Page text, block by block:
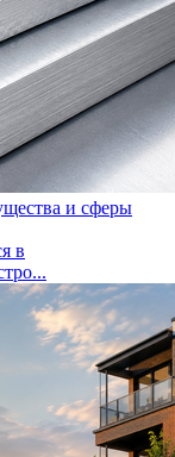
и сферы
в